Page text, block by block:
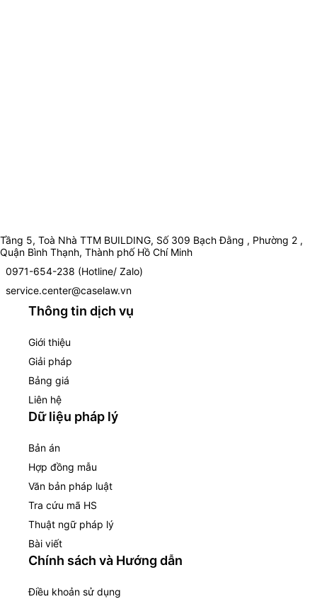
Tầng 5, Toà Nhà TTM BUILDING, Số 309 Bạch Đằng , Phường 2 ,
Quận Bình Thạnh, Thành phố Hồ Chí Minh
0971-654-238 (Hotline/ Zalo)
service.center@caselaw.vn
Thông tin dịch vụ
Giới thiệu
Giải pháp
Bảng giá
Liên hệ
Dữ liệu pháp lý
Bản án
Hợp đồng mẫu
Văn bản pháp luật
Tra cứu mã HS
Thuật ngữ pháp lý
Bài viết
Chính sách và Hướng dẫn
Điều khoản sử dụng